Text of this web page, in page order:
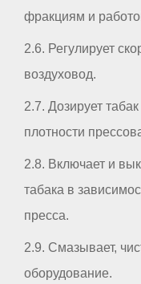
фракциям и
2.6. Регулирует
воздуховод.
2.7. Дозирует
плотности
2.8. Включает и
табака в
пресса.
2.9. Смазывает,
оборудование.